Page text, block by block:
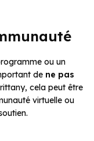
ou un
de ne pas
cela peut être
virtuelle ou